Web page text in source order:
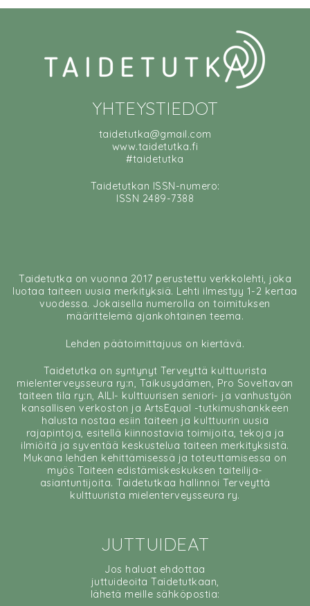
YHTEYSTIEDOT
taidetutka@gmail.com
www.taidetutka.fi
#taidetutka
Taidetutkan ISSN-numero:
ISSN 2489-7388
Taidetutka on vuonna 2017 perustettu verkkolehti, joka
luotaa taiteen uusia merkityksiä. Lehti ilmestyy 1-2 kertaa
vuodessa. Jokaisella numerolla on toimituksen
määrittelemä ajankohtainen teema.
Lehden päätoimittajuus on kiertävä.
Taidetutka on syntynyt Terveyttä kulttuurista
mielenterveysseura ry:n, Taikusydämen, Pro Soveltavan
taiteen tila ry:n, AILI- kulttuurisen seniori- ja vanhustyön
kansallisen verkoston ja ArtsEqual -tutkimushankkeen
halusta nostaa esiin taiteen ja kulttuurin uusia
rajapintoja, esitellä kiinnostavia toimijoita, tekoja ja
ilmiöitä ja syventää keskustelua taiteen merkityksistä.
Mukana lehden kehittämisessä ja toteuttamisessa on
myös Taiteen edistämiskeskuksen taiteilija-
asiantuntijoita. Taidetutkaa hallinnoi Terveyttä
kulttuurista mielenterveysseura ry.
JUTTUIDEAT
Jos haluat ehdottaa
juttuideoita Taidetutkaan,
lähetä meille sähköpostia: